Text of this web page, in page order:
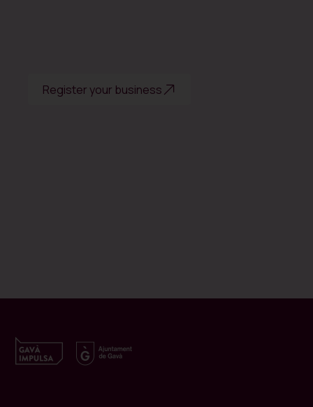
Register your business